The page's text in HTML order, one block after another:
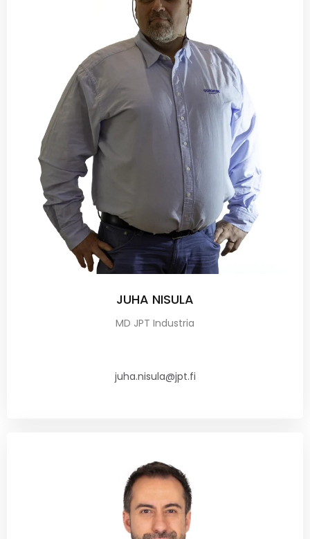
JUHA NISULA
MD JPT Industria
juha.nisula@jpt.fi